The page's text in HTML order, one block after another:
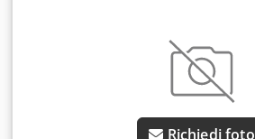
Richiedi foto